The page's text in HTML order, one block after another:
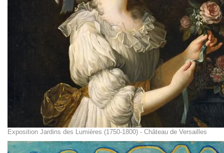
Exposition Jardins des Lumières (1750-1800) - Château de Versailles